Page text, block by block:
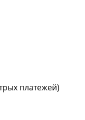
платежей)